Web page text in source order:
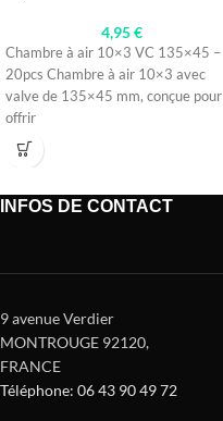
4,95€
Chambre à air 10×3 VC 135×45 –
20pcs Chambre à air 10×3 avec
valve de 135×45 mm, conçue pour
offrir
INFOS DE CONTACT
9 avenue Verdier
MONTROUGE 92120,
FRANCE
Téléphone: 06 43 90 49 72